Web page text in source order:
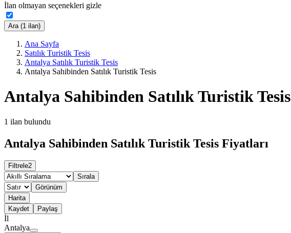
İlan olmayan seçenekleri gizle
Ara (1 ilan)
Ana Sayfa
Satılık Turistik Tesis
Antalya Satılık Turistik Tesis
Antalya Sahibinden Satılık Turistik Tesis
Antalya Sahibinden Satılık Turistik Tesis
1 ilan bulundu
Antalya Sahibinden Satılık Turistik Tesis Fiyatları
Filtrele2
Sırala
Görünüm
Harita
Kaydet
Paylaş
İl
Antalya